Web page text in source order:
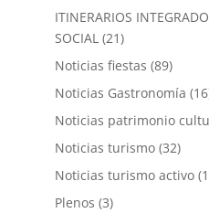
ITINERARIOS
SOCIAL(21)
Noticias fiestas (89)
Noticias Gastronomía
Noticias patrimonio
Noticias turismo(32)
Noticias turismo activo
Plenos (3)